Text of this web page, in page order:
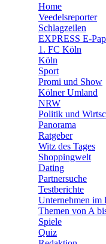
Home
Veedelsreporter
Schlagzeilen
EXPRESS E-
1. FC Köln
Köln
Sport
Promi und Show
Kölner Umland
NRW
Politik und
Panorama
Ratgeber
Witz des Tages
Shoppingwelt
Dating
Partnersuche
Testberichte
Unternehmen im
Themen von A
Spiele
Quiz